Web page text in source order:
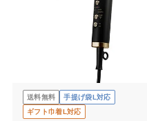
送料無料
手提げ袋L対応
ギフト巾着L対応